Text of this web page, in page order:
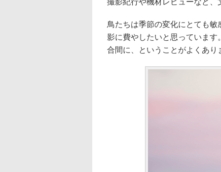
撮影紀行や機材レビューなど
鳥たちは季節の変化にとても
影に費やしたいと思っていま
合間に、ということがよくあり